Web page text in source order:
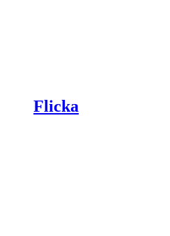
Flicka